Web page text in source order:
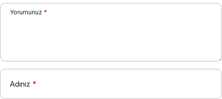
Yorumunuz *
Adınız *